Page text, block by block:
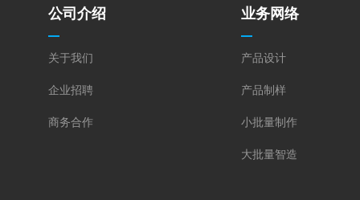
公司介绍
关于我们
企业招聘
商务合作
业务网络
产品设计
产品制样
小批量制作
大批量智造